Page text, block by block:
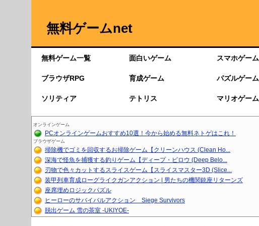
無料ゲームnet
無料ゲーム一覧 面白いゲーム スマホゲーム
ブラウザRPG 育成ゲーム パズルゲーム
ソリティア テトリス マリオゲーム
オンラインゲーム
PCオンラインゲームおすすめ10選！今から始める無料ネトゲはこれ！
ブラウザゲーム
掃除機でゴミを回収するお掃除ゲーム【クリーンハウス (Clean Ho...
深海で怪魚を捕獲する釣りゲーム【ディープ・ビロウ (Deep Belo...
刃物で色々カットするスライスゲーム【スライスマスター3D (Slice...
装甲列車育成ローグライクガンアクション | 男たちの機関銃座リターンズ
座席埋めロジックパズル
ヒーローのサバイバルアクション Siege Survivors
脱出ゲーム 雪の茶室 -UKIYOE-